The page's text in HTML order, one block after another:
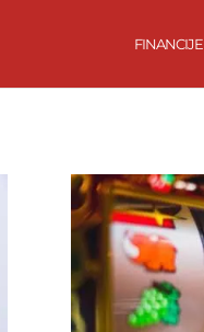
FINANCIJE